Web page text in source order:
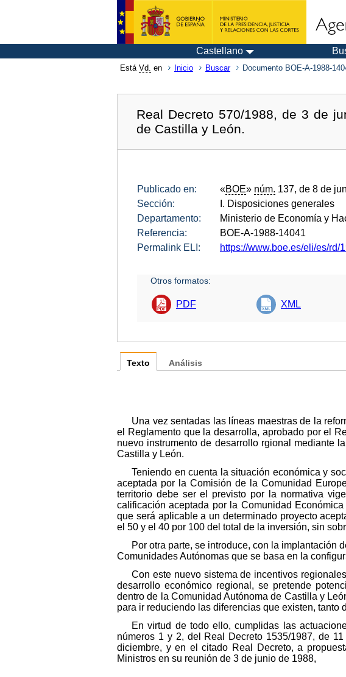
Castellano
Está Vd. en Inicio Buscar Documento BOE-A-1988-
Real Decreto 570/1988, de 3 de
de Castilla y León.
Publicado en: «BOE» núm. 137, de 8 de
Sección:
I. Disposiciones generales
Departamento:
Ministerio de Economía y
Referencia:
BOE-A-1988-14041
Permalink ELI:
https://www.boe.es/eli/es/rd/
Otros formatos:
PDF XML
Texto
Una vez sentadas las líneas maestras de la
el Reglamento que la desarrolla, aprobado por el
nuevo instrumento de desarrollo rgional mediante
Castilla y León.
Teniendo en cuenta la situación económica y
aceptada por la Comisión de la Comunidad
territorio debe ser el previsto por la normativa
calificación aceptada por la Comunidad
que será aplicable a un determinado proyecto
el 50 y el 40 por 100 del total de la inversión, sin
Por otra parte, se introduce, con la implantación
Comunidades Autónomas que se basa en la
Con este nuevo sistema de incentivos
desarrollo económico regional, se pretende
dentro de la Comunidad Autónoma de Castilla y
para ir reduciendo las diferencias que existen, tanto
En virtud de todo ello, cumplidas las
números 1 y 2, del Real Decreto 1535/1987, de
diciembre, y en el citado Real Decreto, a
Ministros en su reunión de 3 de junio de 1988,
Análisis